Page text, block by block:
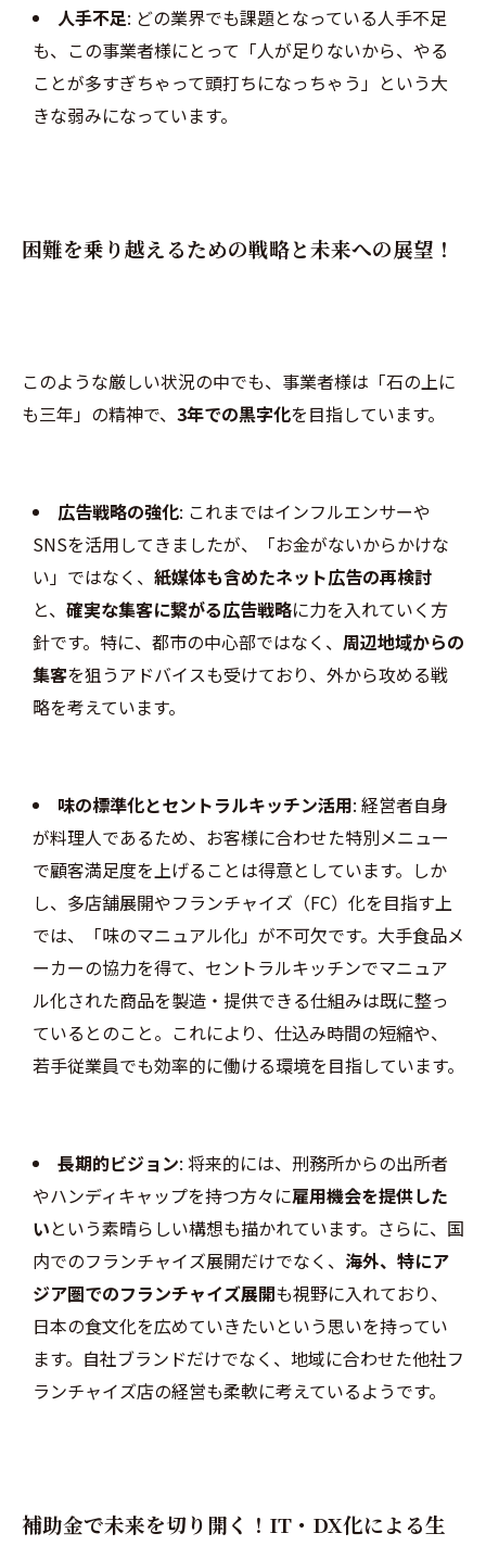
人手不足: どの業界でも課題となっている人手不足
も、この事業者様にとって「人が足りないから、やる
ことが多すぎちゃって頭打ちになっちゃう」という大
きな弱みになっています。
困難を乗り越えるための戦略と未来への展望！
このような厳しい状況の中でも、事業者様は「石の上に
も三年」の精神で、 3年での黒字化を目指しています。
広告戦略の強化: これまではインフルエンサーや
SNSを活用してきましたが、「お金がないからかけな
い」ではなく、 紙媒体も含めたネット広告の再検討
と、 確実な集客に繋がる広告戦略に力を入れていく方
針です。特に、都市の中心部ではなく、 周辺地域からの
集客を狙うアドバイスも受けており、外から攻める戦
略を考えています。
味の標準化とセントラルキッチン活用: 経営者自身
が料理人であるため、お客様に合わせた特別メニュー
で顧客満足度を上げることは得意としています。しか
し、多店舗展開やフランチャイズ（FC）化を目指す上
では、「味のマニュアル化」が不可欠です。大手食品メ
ーカーの協力を得て、セントラルキッチンでマニュア
ル化された商品を製造・提供できる仕組みは既に整っ
ているとのこと。これにより、仕込み時間の短縮や、
若手従業員でも効率的に働ける環境を目指しています。
長期的ビジョン: 将来的には、刑務所からの出所者
やハンディキャップを持つ方々に雇用機会を提供した
いという素晴らしい構想も描かれています。さらに、国
内でのフランチャイズ展開だけでなく、 海外、特にア
ジア圏でのフランチャイズ展開も視野に入れており、
日本の食文化を広めていきたいという思いを持ってい
ます。自社ブランドだけでなく、地域に合わせた他社フ
ランチャイズ店の経営も柔軟に考えているようです。
補助金で未来を切り開く！IT・DX化による生